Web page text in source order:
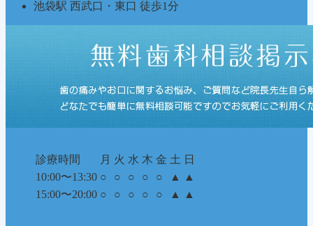
池袋駅 西武口・東口 徒歩1分
診療時間 月 火 水 木 金 土 日
10:00〜13:30 ○ ○ ○ ○ ○ ▲
▲
15:00〜20:00 ○ ○ ○ ○ ○ ▲ ▲